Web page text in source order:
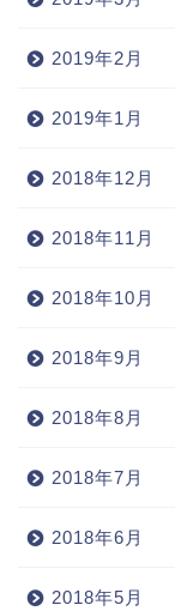
2019年2月
2019年1月
2018年12月
2018年11月
2018年10月
2018年9月
2018年8月
2018年7月
2018年6月
2018年5月